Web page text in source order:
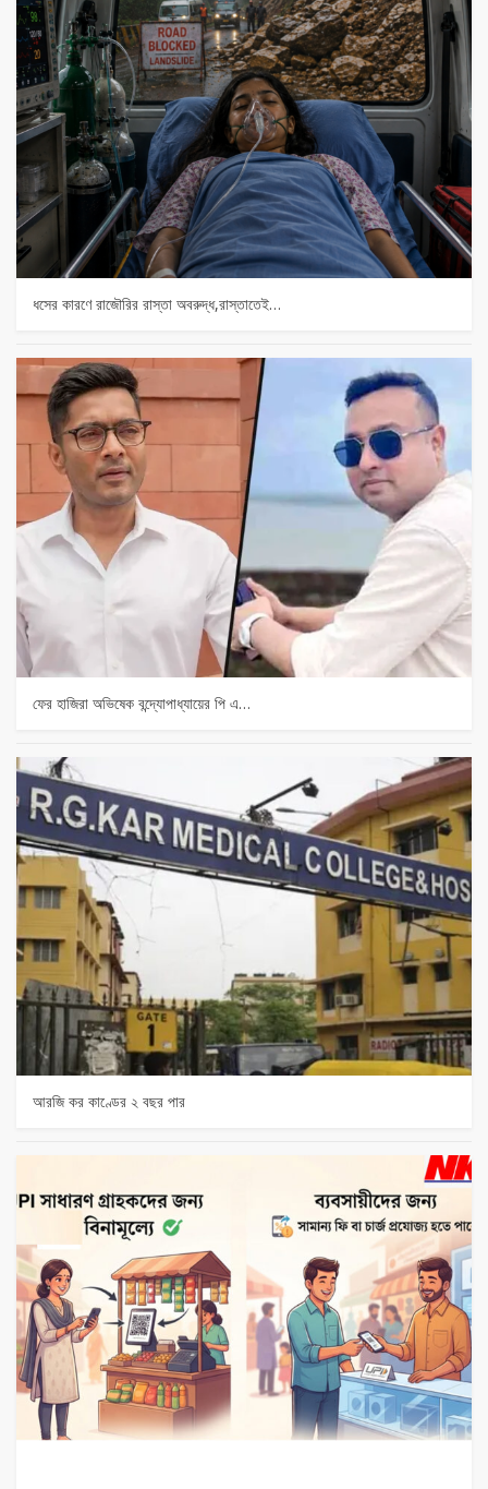
ধসের কারণে রাজৌরির রাস্তা অবরুদ্ধ,রাস্তাতেই…
ফের হাজিরা অভিষেক বন্দ্যোপাধ্যায়ের পি এ…
আরজি কর কাণ্ডের ২ বছর পার